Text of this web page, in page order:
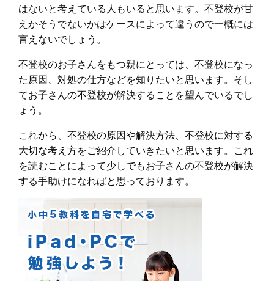
はないと考えている人もいると思います。不登校が甘
えかそうでないかはケースによって違うので一概には
言えないでしょう。
不登校のお子さんをもつ親にとっては、不登校になっ
た原因、対処の仕方などを知りたいと思います。そし
てお子さんの不登校が解決することを望んでいるでし
ょう。
これから、不登校の原因や解決方法、不登校に対する
大切な考え方をご紹介していきたいと思います。これ
を読むことによって少しでもお子さんの不登校が解決
する手助けになればと思っております。